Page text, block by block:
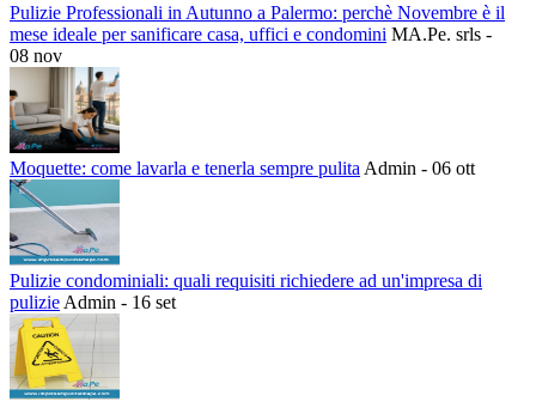
Pulizie Professionali in Autunno a Palermo: perchè Novembre è il
mese ideale per sanificare casa, uffici e condomini MA.Pe. srls -
08 nov
Moquette: come lavarla e tenerla sempre pulita Admin - 06 ott
Pulizie condominiali: quali requisiti richiedere ad un'impresa di
pulizie Admin - 16 set